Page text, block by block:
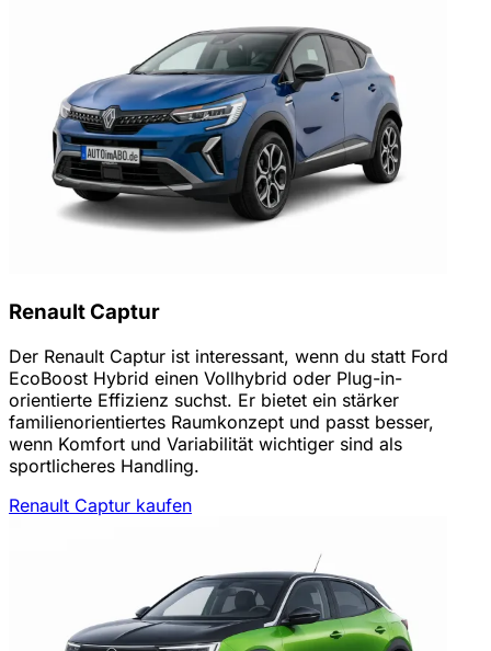
Renault Captur
Der Renault Captur ist interessant, wenn du statt Ford
EcoBoost Hybrid einen Vollhybrid oder Plug-in-
orientierte Effizienz suchst. Er bietet ein stärker
familienorientiertes Raumkonzept und passt besser,
wenn Komfort und Variabilität wichtiger sind als
sportlicheres Handling.
Renault Captur kaufen